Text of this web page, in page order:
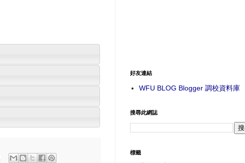
好友連結
WFU BLOG Blogger 調校資料庫
搜尋此網誌
標籤